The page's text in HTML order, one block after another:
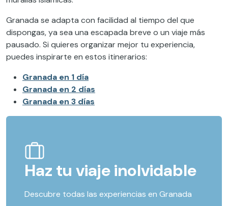
Granada se adapta con facilidad al tiempo del que
dispongas, ya sea una escapada breve o un viaje más
pausado. Si quieres organizar mejor tu experiencia,
puedes inspirarte en estos itinerarios:
Granada en 1 día
Granada en 2 días
Granada en 3 días
Haz tu viaje inolvidable
Descubre todas las experiencias en Granada